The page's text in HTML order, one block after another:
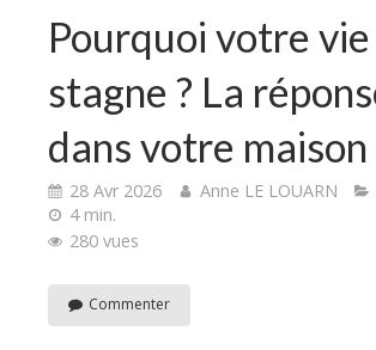
Pourquoi votre vie
stagne ? La
dans votre maison
28 Avr 2026 Anne LE LOUARN
4 min.
280 vues
Commenter